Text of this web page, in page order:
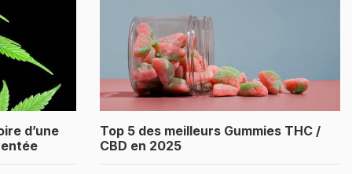
d’une
Top 5 des meilleurs Gummies THC /
CBD en 2025